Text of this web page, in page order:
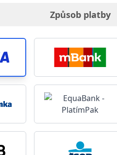
Způsob platby